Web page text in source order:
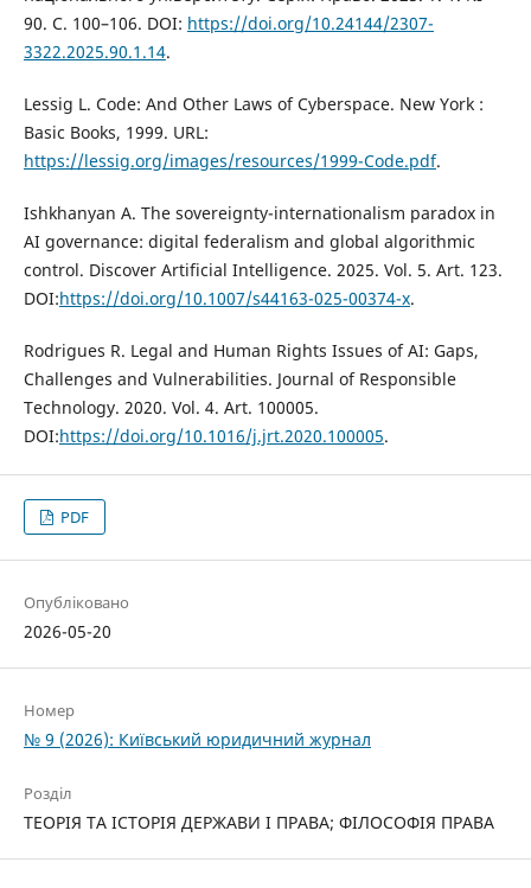
90. С. 100–106. DOI: https://doi.org/10.24144/2307-
3322.2025.90.1.14.
Lessig L. Code: And Other Laws of Cyberspace. New York :
Basic Books, 1999. URL:
https://lessig.org/images/resources/1999-Code.pdf.
Ishkhanyan A. The sovereignty-internationalism paradox in
AI governance: digital federalism and global algorithmic
control. Discover Artificial Intelligence. 2025. Vol. 5. Art. 123.
DOI:https://doi.org/10.1007/s44163-025-00374-x.
Rodrigues R. Legal and Human Rights Issues of AI: Gaps,
Challenges and Vulnerabilities. Journal of Responsible
Technology. 2020. Vol. 4. Art. 100005.
DOI:https://doi.org/10.1016/j.jrt.2020.100005.
PDF
Опубліковано
2026-05-20
Номер
№ 9 (2026): Київський юридичний журнал
Розділ
ТЕОРІЯ ТА ІСТОРІЯ ДЕРЖАВИ І ПРАВА; ФІЛОСОФІЯ ПРАВА